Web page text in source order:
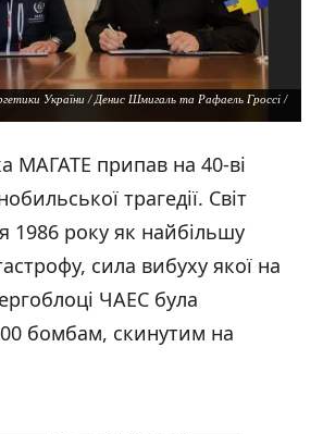
України / Денис Шмигаль та Рафаель Гроссі /
України / Денис Шмигаль та Рафаель Гроссі /
МАГАТЕ припав на 40-ві
трагедії. Світ
1986 року як найбільшу
сила вибуху якої на
ЧАЕС була
бомбам, скинутим на